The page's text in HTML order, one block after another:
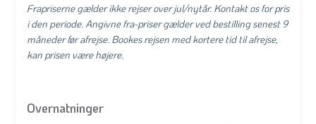
Frapriserne gælder ikke rejser over jul/nytår. Kontakt os for pris
i den periode. Angivne fra-priser gælder ved bestilling senest 9
måneder før afrejse. Bookes rejsen med kortere tid til afrejse,
kan prisen være højere.
Overnatninger